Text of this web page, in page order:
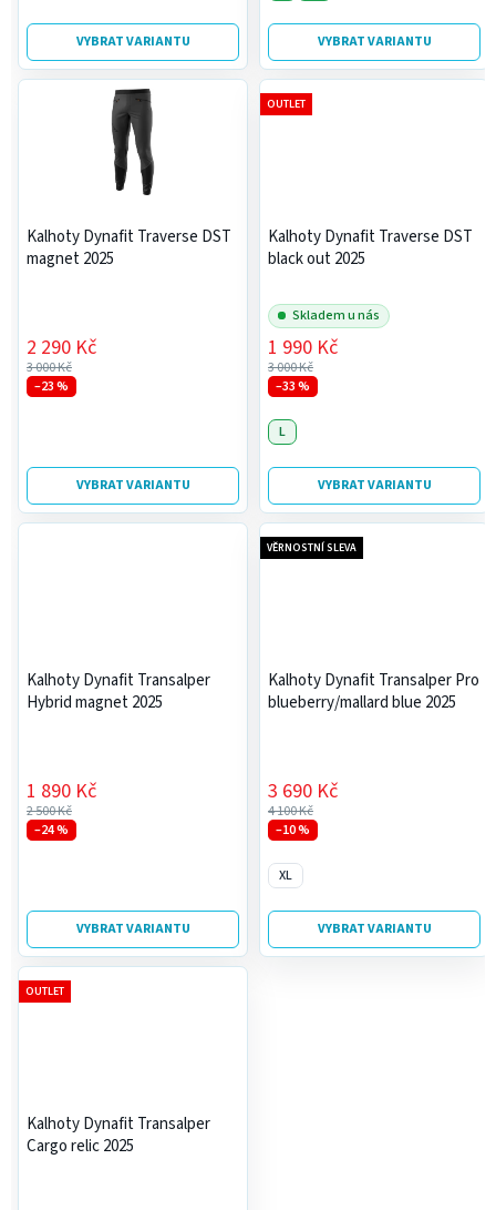
VYBRAT VARIANTU VYBRAT VARIANTU
Kalhoty Dynafit Traverse DST
magnet 2025
3 000 Kč
2 290 Kč
–23 %
VYBRAT VARIANTU
Kalhoty Dynafit Traverse DST
black out 2025
Skladem u nás
3 000 Kč
1 990 Kč
–33 %
VYBRAT VARIANTU
OUTLET
L
Kalhoty Dynafit Transalper
Hybrid magnet 2025
2 500 Kč
1 890 Kč
–24 %
VYBRAT VARIANTU
Kalhoty Dynafit Transalper Pro
blueberry/mallard blue 2025
4 100 Kč
3 690 Kč
–10 %
VYBRAT VARIANTU
VĚRNOSTNÍ SLEVA
XL
Kalhoty Dynafit Transalper
Cargo relic 2025
OUTLET